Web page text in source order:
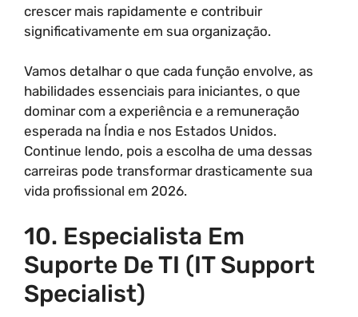
crescer mais rapidamente e contribuir
significativamente em sua organização.
Vamos detalhar o que cada função envolve, as
habilidades essenciais para iniciantes, o que
dominar com a experiência e a remuneração
esperada na Índia e nos Estados Unidos.
Continue lendo, pois a escolha de uma dessas
carreiras pode transformar drasticamente sua
vida profissional em 2026.
10. Especialista Em
Suporte De TI (IT Support
Specialist)